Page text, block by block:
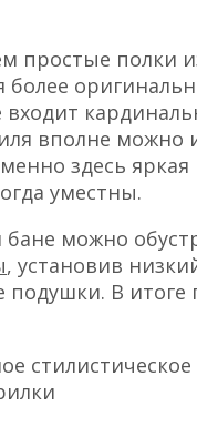
простые полки
более
вполне можно
здесь
уместны.
можно
, установив
В итоге
стилистическое